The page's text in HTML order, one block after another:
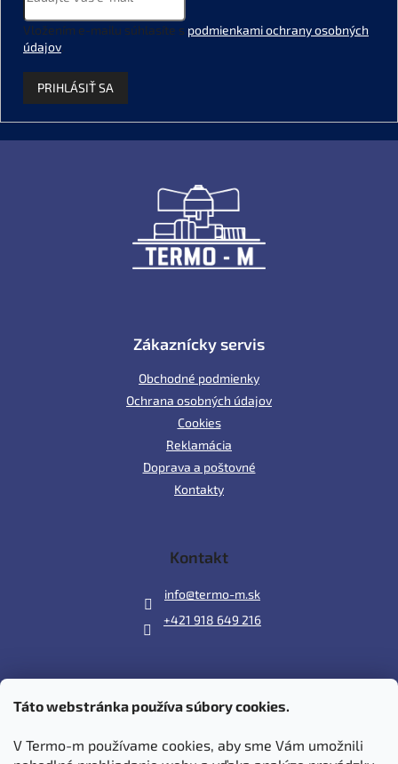
Táto webstránka používa súbory cookies.
V Termo-m používame cookies, aby sme Vám umožnili
Vložením e-mailu súhlasíte s podmienkami ochrany osobných
údajov.
PRIHLÁSIŤ SA
Zákaznícky servis
Obchodné podmienky
Ochrana osobných údajov
Cookies
Reklamácia
Doprava a poštovné
Kontakty
Kontakt
info@termo-m.sk
+421 918 649 216
Prijímame online platby